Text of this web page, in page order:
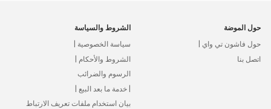
حول الموضة
حول فاشون تي واي |
اتصل بنا
الشروط والسياسة
سياسة الخصوصية |
الشروط والأحكام |
الرسوم والضرائب
| خدمة ما بعد البيع |
بيان استخدام ملفات تعريف الارتباط